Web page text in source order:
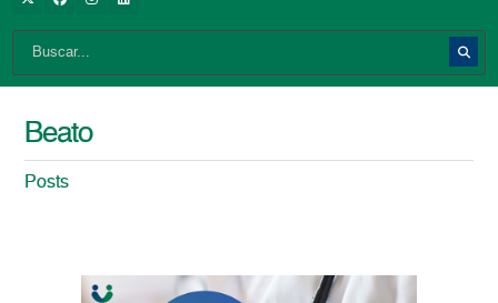
Beato
Posts